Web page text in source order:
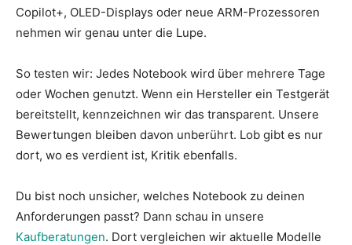
Copilot+, OLED-Displays oder neue ARM-Prozessoren
nehmen wir genau unter die Lupe.
So testen wir: Jedes Notebook wird über mehrere Tage
oder Wochen genutzt. Wenn ein Hersteller ein Testgerät
bereitstellt, kennzeichnen wir das transparent. Unsere
Bewertungen bleiben davon unberührt. Lob gibt es nur
dort, wo es verdient ist, Kritik ebenfalls.
Du bist noch unsicher, welches Notebook zu deinen
Anforderungen passt? Dann schau in unsere
Kaufberatungen. Dort vergleichen wir aktuelle Modelle